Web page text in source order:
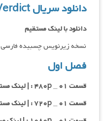
دانلود سریال Verdict
دانلود با لینک مستقیم
نسخه زیرنویس چسبیده فارسی
فصل اول
قسمت ۰۱ _ ۴۸۰p : | لینک مستقیم | هاردساب فارسی
قسمت ۰۱ _ ۷۲۰p : | لینک مستقیم | هاردساب فارسی